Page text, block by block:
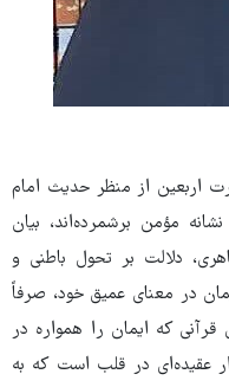
اربعین از منظر حدیث امام
مؤمن برشمرده‌اند، بیان
دلالت بر تحول باطنی و
در معنای عمیق خود، صرفاً
که ایمان را همواره در
عقیده‌ای در قلب است که به